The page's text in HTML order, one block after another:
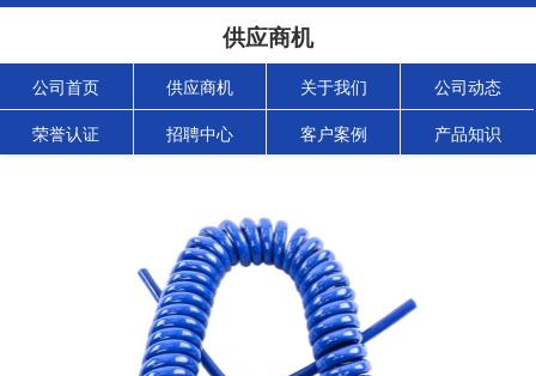
供应商机
公司首页 供应商机 关于我们 公司动态
荣誉认证 招聘中心 客户案例 产品知识